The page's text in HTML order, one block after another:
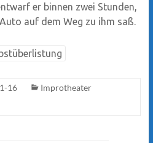
er binnen zwei Stunden,
auf dem Weg zu ihm saß.
16
Improtheater